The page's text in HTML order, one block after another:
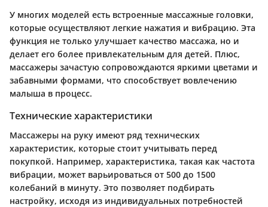
У многих моделей есть встроенные массажные головки,
которые осуществляют легкие нажатия и вибрацию. Эта
функция не только улучшает качество массажа, но и
делает его более привлекательным для детей. Плюс,
массажеры зачастую сопровождаются яркими цветами и
забавными формами, что способствует вовлечению
малыша в процесс.
Технические характеристики
Массажеры на руку имеют ряд технических
характеристик, которые стоит учитывать перед
покупкой. Например, характеристика, такая как частота
вибрации, может варьироваться от 500 до 1500
колебаний в минуту. Это позволяет подбирать
настройку, исходя из индивидуальных потребностей